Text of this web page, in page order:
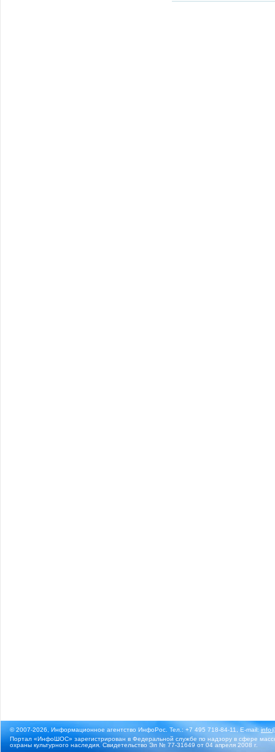
© 2007-2026, Информационное агентство ИнфоРос. Тел.: +7 495 718-84-11, E-mail:
Портал «ИнфоШОС» зарегистрирован в Федеральной службе по надзору в сфере
охраны культурного наследия. Свидетельство Эл № 77-31649 от 04 апреля 2008 г.